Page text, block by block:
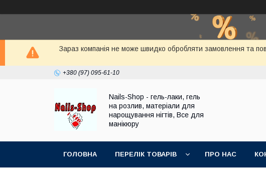
Зараз компанія не може швидко обробляти замовлення та
+380 (97) 095-61-10
Nails-Shop - гель-лаки, гель
на розлив, матеріали для
нарощування нігтів, Все для
манікюру
ГОЛОВНА ПЕРЕЛІК ТОВАРІВ ПРО НАС